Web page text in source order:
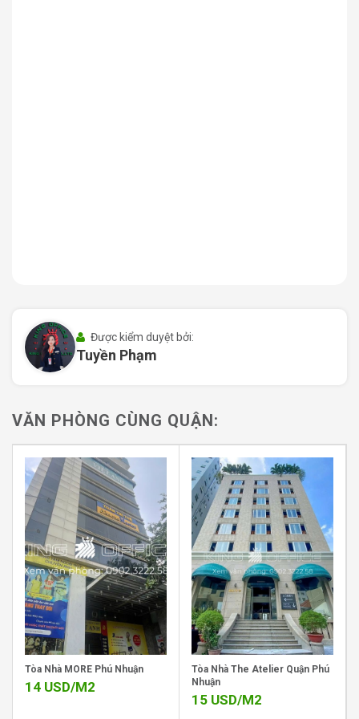
đến không gian làm việc hiệu quả cho nhiều loại hình
kinh doanh.
nhân sự và khách đến làm việc.
Diện tích mỗi sàn là 100m², được phân chia linh hoạt
thành các diện tích cho thuê: 50m², 80m² và 100m².
Thiết kế tối ưu ánh sáng tự nhiên, mang lại không
gian thoáng đãng và dễ chịu.
Bố trí bên trong đơn giản nhưng tinh tế, dễ dàng tùy
chỉnh theo phong cách từng doanh nghiệp.
Nhờ thiết kế thông minh và linh hoạt, Ong&Ong Building
là lựa chọn lý tưởng cho các công ty vừa và nhỏ, startup
hoặc văn phòng đại diện cần môi trường làm việc ổn
định, chuyên nghiệp và dễ thích nghi.
Được kiểm duyệt bởi:
Tuyền Phạm
VĂN PHÒNG CÙNG QUẬN:
Tòa Nhà MORE Phú Nhuận
14 USD/M2
Tòa Nhà The Atelier Quận Phú
Nhuận
15 USD/M2